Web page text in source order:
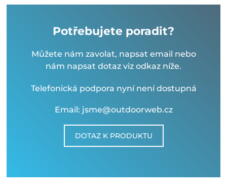
Potřebujete poradit?
Můžete nám zavolat, napsat email nebo
nám napsat dotaz viz odkaz níže.
Telefonická podpora nyní není dostupná
Email: jsme@outdoorweb.cz
DOTAZ K PRODUKTU